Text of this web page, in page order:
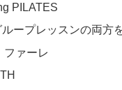
PILATES
ープレッスンの両方
ァーレ